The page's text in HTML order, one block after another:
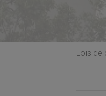
Lois de